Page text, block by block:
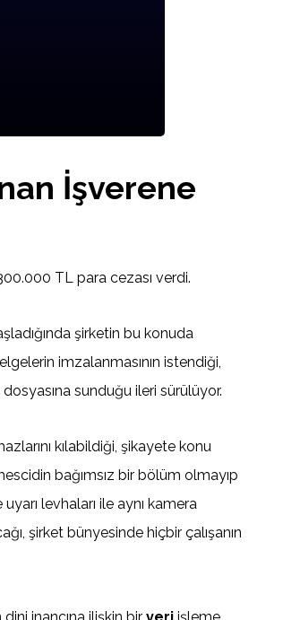
İşverene
TL para cezası verdi.
şirketin bu konuda
imzalanmasının istendiği,
dosyasına sunduğu ileri sürülüyor.
kılabildiği, şikayete konu
bağımsız bir bölüm olmayıp
levhaları ile aynı kamera
şirket bünyesinde hiçbir çalışanın